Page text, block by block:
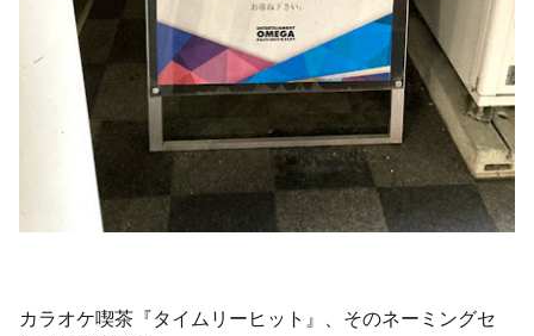
カラオケ喫茶『タイムリーヒット』、そのネーミングセ